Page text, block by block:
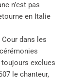
n’est pas
en Italie
dans les
exclues
le chanteur,